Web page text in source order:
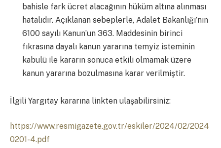
bahisle fark ücret alacağının hüküm altına alınması
hatalıdır. Açıklanan sebeplerle, Adalet Bakanlığı’nın
6100 sayılı Kanun’un 363. Maddesinin birinci
fıkrasına dayalı kanun yararına temyiz isteminin
kabulü ile kararın sonuca etkili olmamak üzere
kanun yararına bozulmasına karar verilmiştir.
İlgili Yargıtay kararına linkten ulaşabilirsiniz:
https://www.resmigazete.gov.tr/eskiler/2024/02/2024
0201-4.pdf